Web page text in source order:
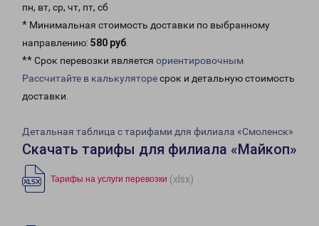
пн, вт, ср, чт, пт, сб
* Минимальная стоимость доставки по выбранному
направлению: 580 руб.
** Срок перевозки является ориентировочным
Рассчитайте в калькуляторесрок и детальную стоимость
доставки.
Детальная таблица с тарифами для филиала «Смоленск»
Скачать тарифы для филиала «Майкоп»
Тарифы на услуги перевозки (xlsx)